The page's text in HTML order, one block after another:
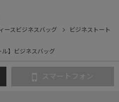
ースビジネスバッグ
ビジネストート
ル】ビジネスバッグ
スマートフォン